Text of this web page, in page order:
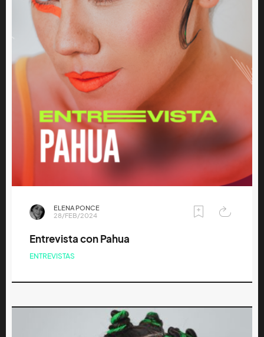
ELENA PONCE
28/FEB/2024
Entrevista con Pahua
ENTREVISTAS